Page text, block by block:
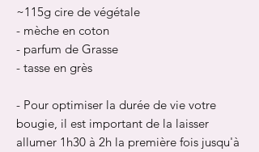
~115g cire de végétale
- mèche en coton
- parfum de Grasse
- tasse en grès
- Pour optimiser la durée de vie votre
bougie, il est important de la laisser
allumer 1h30 à 2h la première fois jusqu'à